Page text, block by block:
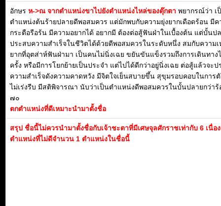
อักษร ห->ณ จากตำแหน่งขาไปยังตำแหน่งไหล่ของตุ๊กตา พยากรณ์ว่า เ
ตำแหน่งต้นร้ายปลายดีพอสมควร แต่มักพบกับความยุ่งยากเดือดร้อน มีค
กระตือรือร้น มีความอยากได้ อยากมี ต้องต่อสู้ฟันฝ่าในเบื้องต้น แต่บั้นป
ประสบความสำเร็จในชีวิตได้ด้วยดีพอสมควรในระดับหนึ่ง สมกับความ
ยากที่อุตส่าห์ฟันฝ่ามา เป็นคนไม่นิ่งเฉย ขยันขันแข็งรวมถึงการเดินทาง
ครั้ง หรือมีการโยกย้ายเป็นประจำ แต่ไปได้ดีกว่าอยู่นิ่งเฉย ต่อสู้แล้วจะป
ความสำเร็จดังความคาดหวัง มีจิตใจเย็นสบายขึ้น สุขุมรอบคอบในการ
ไม่เร่งรีบ มีสติพิจารณา นับว่าเป็นตำแหน่งดีพอสมควรในบั้นปลายกว่าร้
๗๐
ตกตำแหน่งที่ดีเหมาะนำมาตั้งชื่อ
สรุป ชื่อนี้ไม่ควรนำมาตั้งชื่อกับเจ้าชะตาที่มีเศษจุลศักราชเท่ากับ 6 เนื่อ
ตำแหน่งที่ไม่ดีจำนวน 1 ตำแหน่งในชื่อนี้